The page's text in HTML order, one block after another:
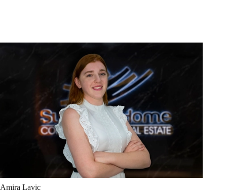
Amira Lavic